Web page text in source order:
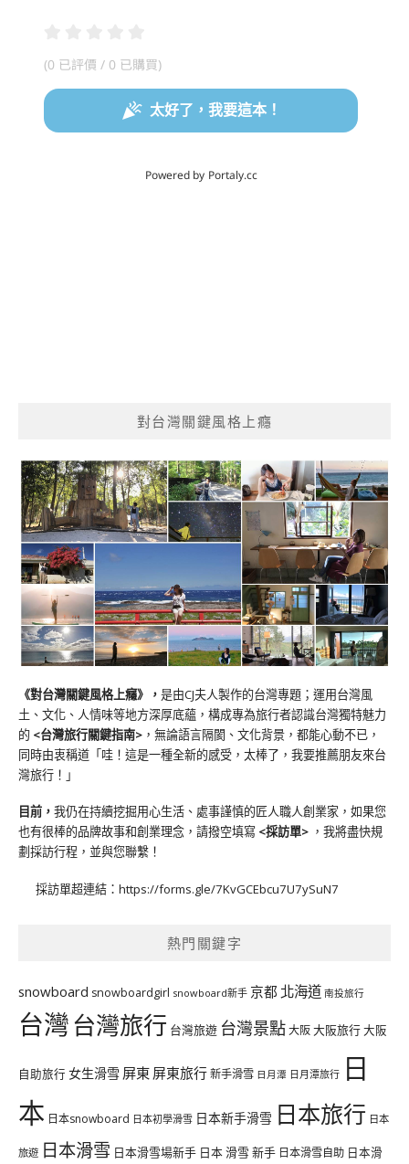
對台灣關鍵風格上癮
《對台灣關鍵風格上癮》 ， 是由CJ夫人製作的台灣專題；運用台灣風
土、文化、人情味等地方深厚底蘊，構成專為旅行者認識台灣獨特魅力
的 <台灣旅行關鍵指南> ，無論語言隔閡、文化背景，都能心動不已，
同時由衷稱道「哇！這是一種全新的感受，太棒了，我要推薦朋友來台
灣旅行！」
目前， 我仍在持續挖掘用心生活、處事謹慎的匠人職人創業家，如果您
也有很棒的品牌故事和創業理念，請撥空填寫 <採訪單> ，我將盡快規
劃採訪行程，並與您聯繫！
採訪單超連結： https://forms.gle/7KvGCEbcu7U7ySuN7
熱門關鍵字
snowboard snowboardgirl snowboard新手 京都 北海道 南投旅行
台灣台灣旅行 台灣旅遊 台灣景點大阪大阪旅行大阪
自助旅行 女生滑雪 屏東 屏東旅行新手滑雪 日月潭 日月潭旅行 日
本 日本snowboard 日本初學滑雪 日本新手滑雪 日本旅行 日本
旅遊 日本滑雪 日本滑雪場新手 日本 滑雪 新手 日本滑雪自助 日本滑